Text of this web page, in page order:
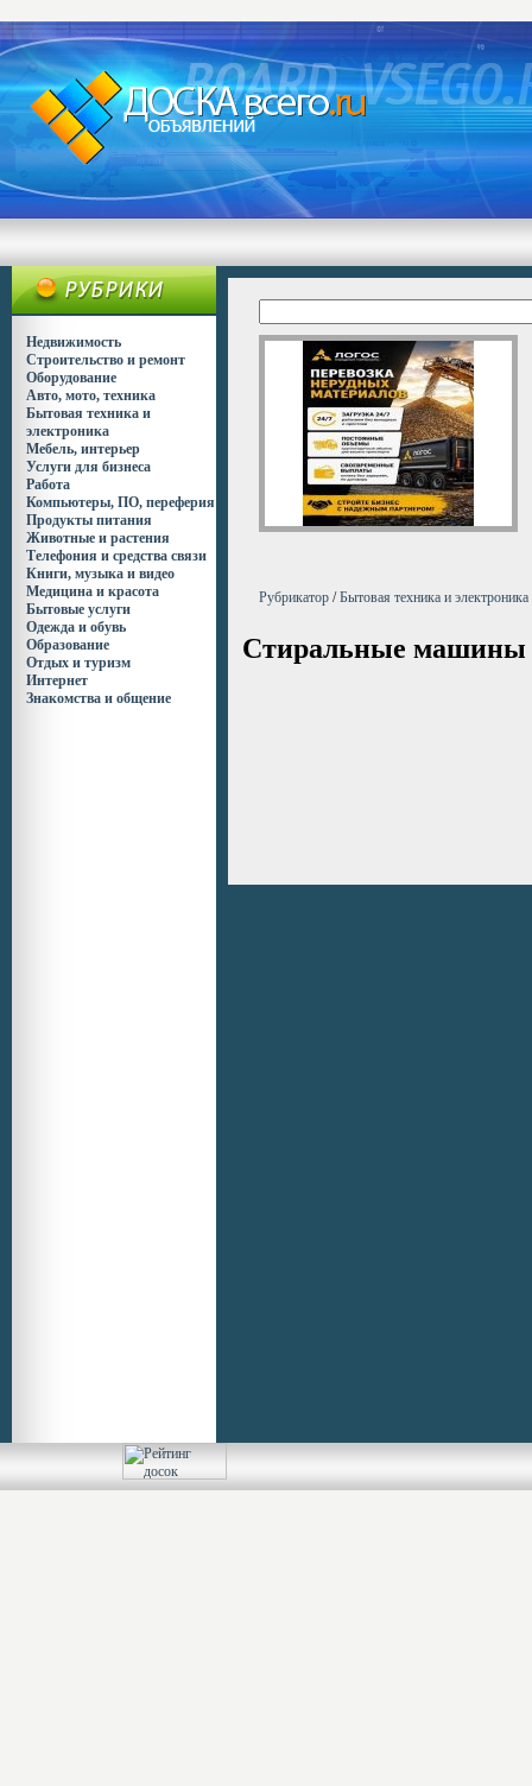
Недвижимость
Строительство и ремонт
Оборудование
Авто, мото, техника
Бытовая техника и
электроника
Мебель, интерьер
Услуги для бизнеса
Работа
Компьютеры, ПО, переферия
Продукты питания
Животные и растения
Телефония и средства связи
Книги, музыка и видео
Медицина и красота
Бытовые услуги
Одежда и обувь
Образование
Отдых и туризм
Интернет
Знакомства и общение
Рубрикатор /Бытовая техника и электроника
Стиральные машины